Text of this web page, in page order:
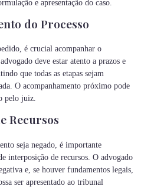
e apresentação do caso.
do Processo
é crucial acompanhar o
deve estar atento a prazos e
que todas as etapas sejam
O acompanhamento próximo pode
pelo juiz.
Recursos
seja negado, é importante
interposição de recursos. O advogado
e, se houver fundamentos legais,
ser apresentado ao tribunal